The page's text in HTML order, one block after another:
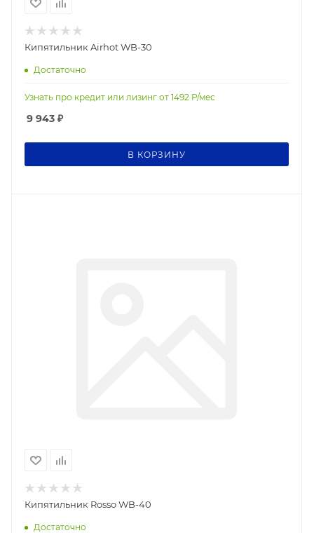
Кипятильник Airhot WB-30
Достаточно
Узнать про кредит или лизинг от 1492 Р/мес
9 943 ₽
В КОРЗИНУ
Кипятильник Rosso WB-40
Достаточно